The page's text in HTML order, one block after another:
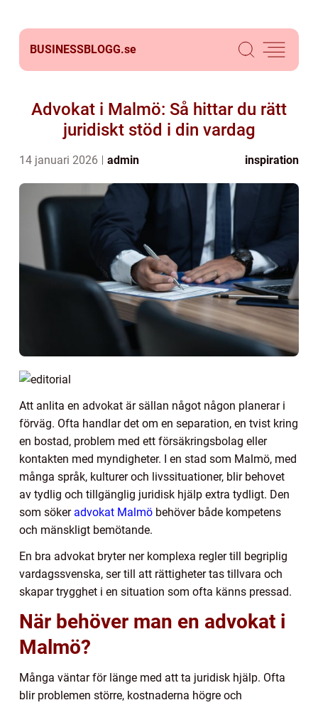
BUSINESSBLOGG.se
Advokat i Malmö: Så hittar du rätt
juridiskt stöd i din vardag
14 januari 2026 admin inspiration
Att anlita en advokat är sällan något någon planerar i
förväg. Ofta handlar det om en separation, en tvist kring
en bostad, problem med ett försäkringsbolag eller
kontakten med myndigheter. I en stad som Malmö, med
många språk, kulturer och livssituationer, blir behovet
av tydlig och tillgänglig juridisk hjälp extra tydligt. Den
som söker advokat Malmö behöver både kompetens
och mänskligt bemötande.
En bra advokat bryter ner komplexa regler till begriplig
vardagssvenska, ser till att rättigheter tas tillvara och
skapar trygghet i en situation som ofta känns pressad.
När behöver man en advokat i
Malmö?
Många väntar för länge med att ta juridisk hjälp. Ofta
blir problemen större, kostnaderna högre och